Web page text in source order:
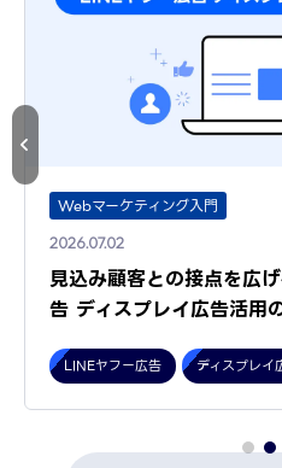
Webマーケティング入門
2026.07.02
見込み顧客との接点を広
告 ディスプレイ広告活用
LINEヤフー広告 ディスプレイ